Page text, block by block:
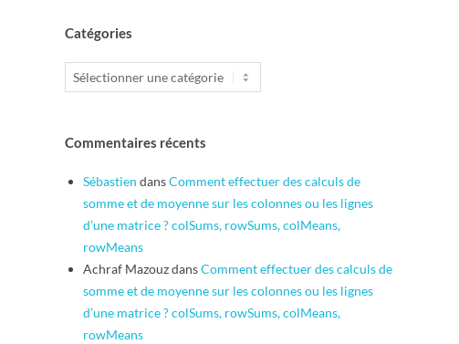
Catégories
Catégories
Commentaires récents
Sébastien dansComment effectuer des calculs de
somme et de moyenne sur les colonnes ou les lignes
d’une matrice ? colSums, rowSums, colMeans,
rowMeans
Achraf MazouzdansComment effectuer des calculs de
somme et de moyenne sur les colonnes ou les lignes
d’une matrice ? colSums, rowSums, colMeans,
rowMeans